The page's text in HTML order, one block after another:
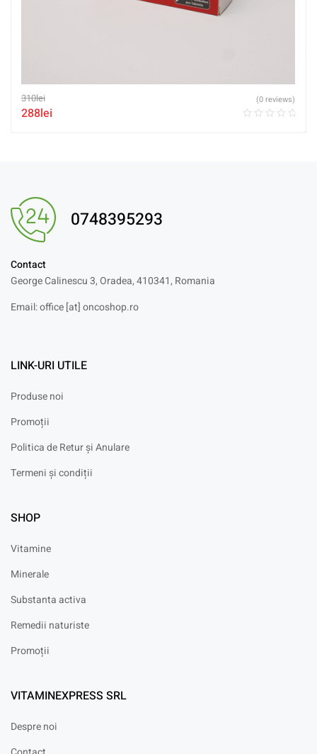
310lei
288lei
(0 reviews)
0748395293
Contact
George Calinescu 3, Oradea, 410341, Romania
Email: office [at] oncoshop.ro
LINK-URI UTILE
Produse noi
Promoții
Politica de Retur și Anulare
Termeni și condiții
SHOP
Vitamine
Minerale
Substanta activa
Remedii naturiste
Promoții
VITAMINEXPRESS SRL
Despre noi